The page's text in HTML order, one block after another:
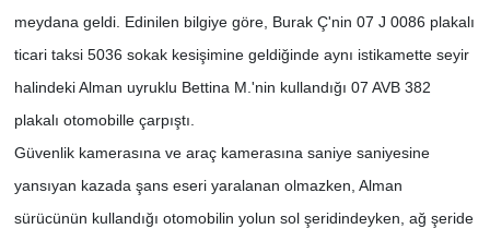
meydana geldi. Edinilen bilgiye göre, Burak Ç'nin 07 J 0086 plakalı
ticari taksi 5036 sokak kesişimine geldiğinde aynı istikamette seyir
halindeki Alman uyruklu Bettina M.'nin kullandığı 07 AVB 382
plakalı otomobille çarpıştı.
Güvenlik kamerasına ve araç kamerasına saniye saniyesine
yansıyan kazada şans eseri yaralanan olmazken, Alman
sürücünün kullandığı otomobilin yolun sol şeridindeyken, ağ şeride